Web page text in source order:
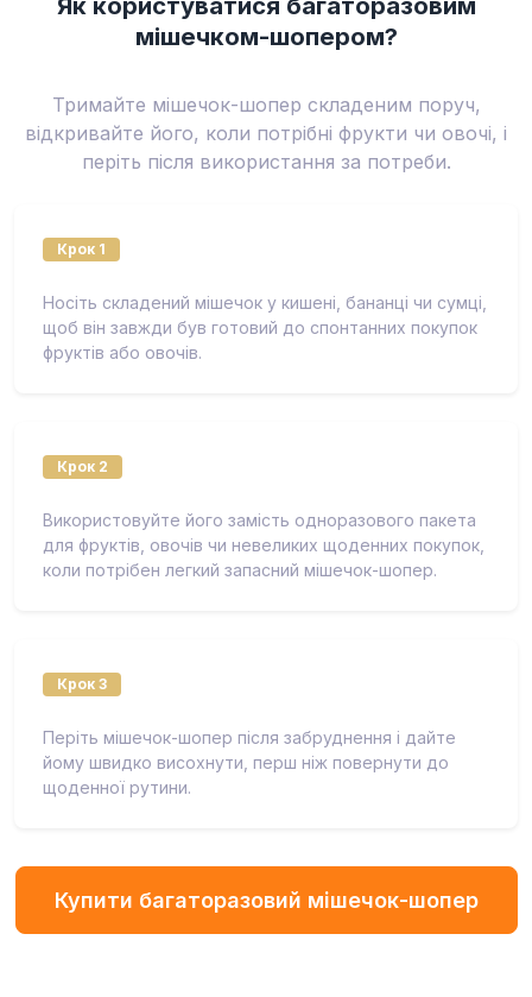
мішечком-шопером?
Тримайте мішечок-шопер складеним поруч,
відкривайте його, коли потрібні фрукти чи овочі, і
періть після використання за потреби.
Крок 1
Носіть складений мішечок у кишені, бананці чи сумці,
щоб він завжди був готовий до спонтанних покупок
фруктів або овочів.
Крок 2
Використовуйте його замість одноразового пакета
для фруктів, овочів чи невеликих щоденних покупок,
коли потрібен легкий запасний мішечок-шопер.
Крок 3
Періть мішечок-шопер після забруднення і дайте
йому швидко висохнути, перш ніж повернути до
щоденної рутини.
Купити багаторазовий мішечок-шопер